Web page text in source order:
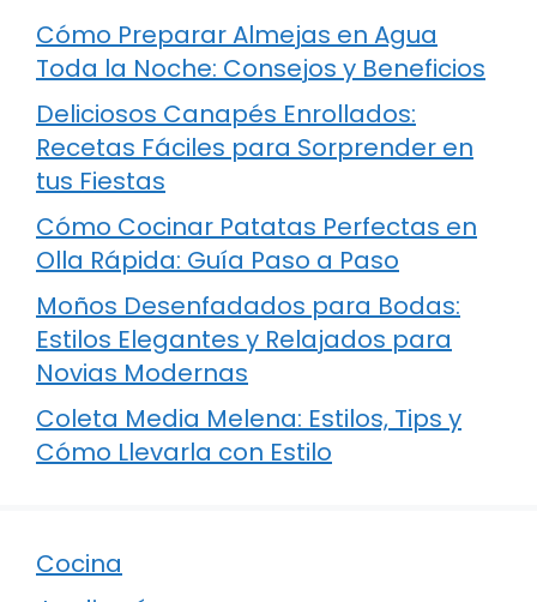
Cómo Preparar Almejas en Agua
Toda la Noche: Consejos y Beneficios
Deliciosos Canapés Enrollados:
Recetas Fáciles para Sorprender en
tus Fiestas
Cómo Cocinar Patatas Perfectas en
Olla Rápida: Guía Paso a Paso
Moños Desenfadados para Bodas:
Estilos Elegantes y Relajados para
Novias Modernas
Coleta Media Melena: Estilos, Tips y
Cómo Llevarla con Estilo
Cocina